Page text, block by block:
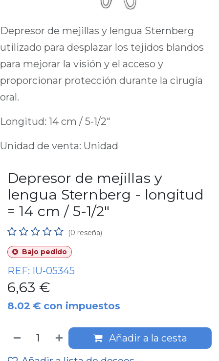
Depresor de mejillas y lengua Sternberg
utilizado para desplazar los tejidos blandos
para mejorar la visión y el acceso y
proporcionar protección durante la cirugía
oral.
Longitud: 14 cm / 5-1/2"
Unidad de venta: Unidad
Depresor de mejillas y
lengua Sternberg - longitud
= 14 cm / 5-1/2"
(0 reseña)
Bajo pedido
REF: IU-05345
6,63 €
8.02 € con impuestos
Añadir a la cesta